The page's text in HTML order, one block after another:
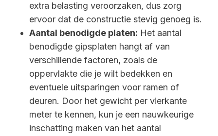
extra belasting veroorzaken, dus zorg
ervoor dat de constructie stevig genoeg is.
Aantal benodigde platen: Het aantal
benodigde gipsplaten hangt af van
verschillende factoren, zoals de
oppervlakte die je wilt bedekken en
eventuele uitsparingen voor ramen of
deuren. Door het gewicht per vierkante
meter te kennen, kun je een nauwkeurige
inschatting maken van het aantal